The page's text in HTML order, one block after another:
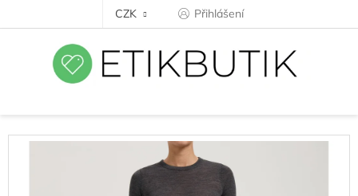
CZK Přihlášení